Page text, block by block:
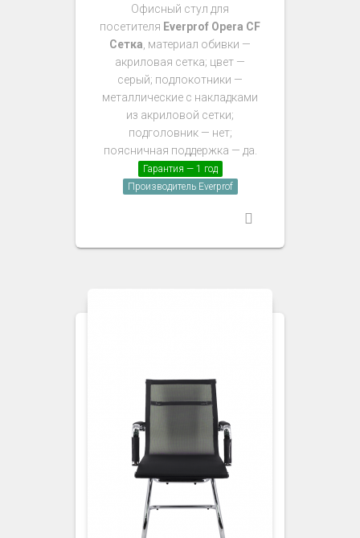
Офисный стул для
посетителя Everprof Opera CF
Сетка , материал обивки —
акриловая сетка; цвет —
серый; подлокотники —
металлические с накладками
из акриловой сетки;
подголовник — нет;
поясничная поддержка — да.
Гарантия — 1 год
Производитель Everprof